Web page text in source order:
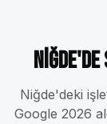
Niğde'de
Niğde'deki
Google 2026